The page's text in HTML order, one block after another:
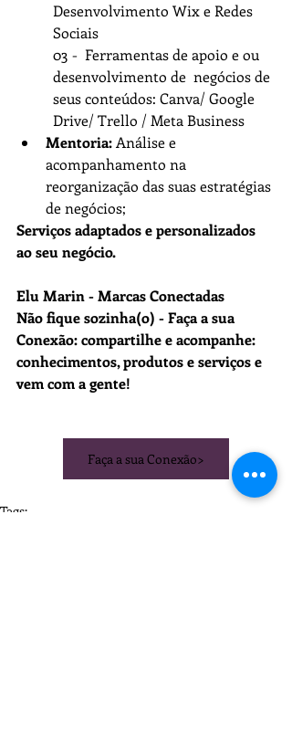
Desenvolvimento Wix e Redes
Sociais
03 -  Ferramentas de apoio e ou
desenvolvimento de  negócios de
seus conteúdos: Canva/ Google
Drive/ Trello / Meta Business
Mentoria: Análise e
acompanhamento na
reorganização das suas estratégias
de negócios;
Serviços adaptados e personalizados
ao seu negócio.
Elu Marin - Marcas Conectadas
Não fique sozinha(o) - Faça a sua
Conexão: compartilhe e acompanhe:
conhecimentos, produtos e serviços e
vem com a gente!
Faça a sua Conexão>
Tags: